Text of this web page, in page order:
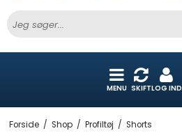
MENU SKIFTLOG IND
Forside / Shop / Profiltøj / Shorts